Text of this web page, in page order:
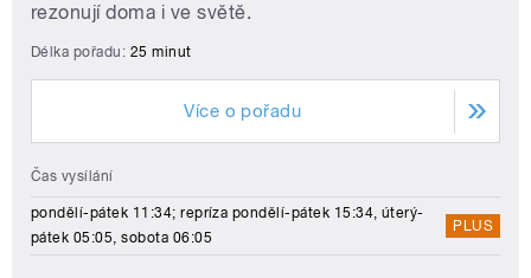
rezonují doma i ve světě.
Délka pořadu: 25 minut
Více o pořadu
Čas vysílání
pondělí-pátek 11:34; repríza pondělí-pátek 15:34, úterý-
pátek 05:05, sobota 06:05
PLUS